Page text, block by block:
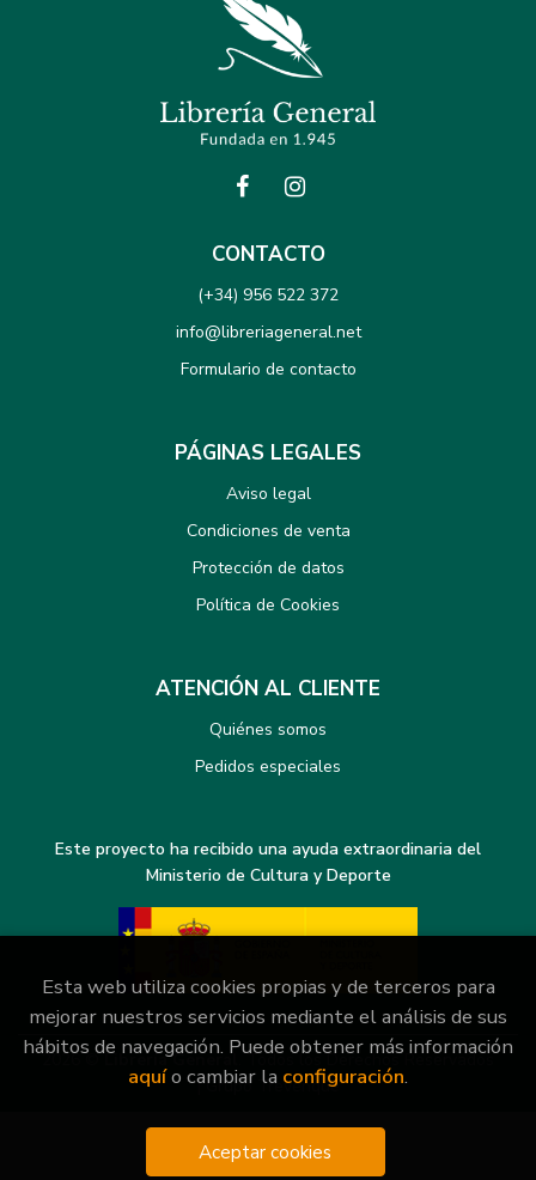
CONTACTO
(+34) 956 522 372
info@libreriageneral.net
Formulario de contacto
PÁGINAS LEGALES
Aviso legal
Condiciones de venta
Protección de datos
Política de Cookies
ATENCIÓN AL CLIENTE
Quiénes somos
Pedidos especiales
Este proyecto ha recibido una ayuda extraordinaria del
Ministerio de Cultura y Deporte
2026 ©Librería General . Todos los Derechos Reservados
|Grupo Trevenque
Esta web utiliza cookies propias y de terceros para
mejorar nuestros servicios mediante el análisis de sus
hábitos de navegación. Puede obtener más información
aquío cambiar la configuración.
Aceptar cookies